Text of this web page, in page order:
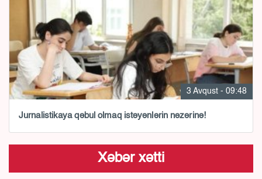
3 Avqust - 09:48
Jurnalistikaya qəbul olmaq istəyənlərin nəzərinə!
Xəbər xətti